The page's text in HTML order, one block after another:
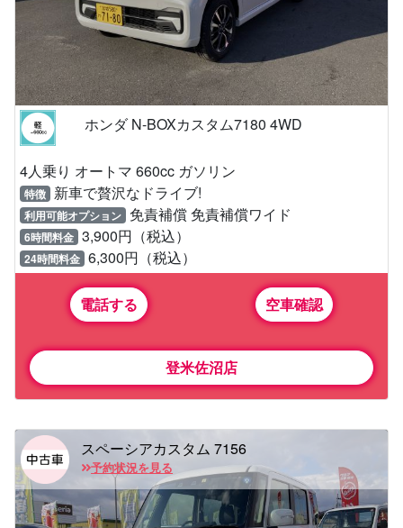
ホンダ N-BOXカスタム7180 4WD
4人乗り オートマ 660cc ガソリン
特徴 新車で贅沢なドライブ!
利用可能オプション 免責補償 免責補償ワイド
6時間料金 3,900円（税込）
24時間料金 6,300円（税込）
電話する 空車確認
登米佐沼店
スペーシアカスタム 7156
予約状況を見る